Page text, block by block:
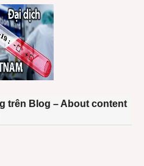
trên Blog – About content